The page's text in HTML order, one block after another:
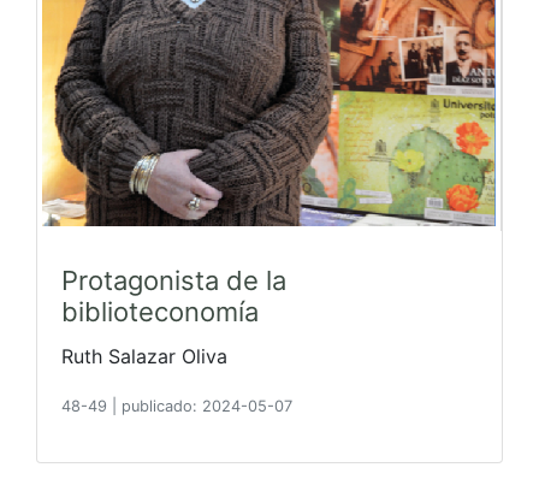
Protagonista de la
biblioteconomía
Ruth Salazar Oliva
48-49 publicado: 2024-05-07